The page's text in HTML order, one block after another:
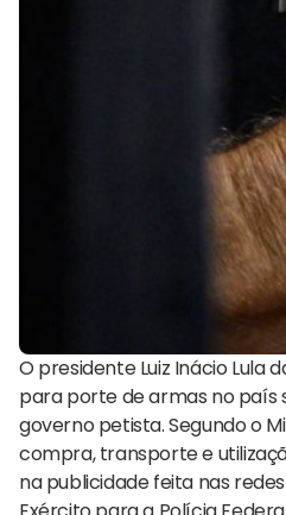
O presidente Luiz Inácio Lula
para porte de armas no país
governo petista. Segundo o
compra, transporte e
na publicidade feita nas